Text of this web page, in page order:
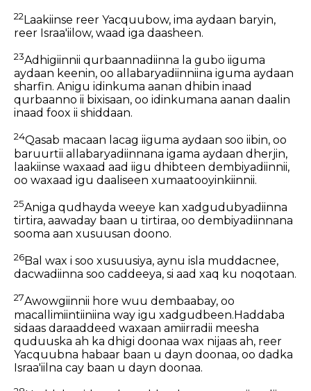
22Laakiinse reer Yacquubow, ima aydaan baryin,
reer Israa'iilow, waad iga daasheen.
23Adhigiinnii qurbaannadiinna la gubo iiguma
aydaan keenin, oo allabaryadiinniina iguma aydaan
sharfin. Anigu idinkuma aanan dhibin inaad
qurbaanno ii bixisaan, oo idinkumana aanan daalin
inaad foox ii shiddaan.
24Qasab macaan lacag iiguma aydaan soo iibin, oo
baruurtii allabaryadiinnana igama aydaan dherjin,
laakiinse waxaad aad iigu dhibteen dembiyadiinnii,
oo waxaad igu daaliseen xumaatooyinkiinnii.
25Aniga qudhayda weeye kan xadgudubyadiinna
tirtira, aawaday baan u tirtiraa, oo dembiyadiinnana
sooma aan xusuusan doono.
26Bal wax i soo xusuusiya, aynu isla muddacnee,
dacwadiinna soo caddeeya, si aad xaq ku noqotaan.
27Awowgiinnii hore wuu dembaabay, oo
macallimiintiiniina way igu xadgudbeen.Haddaba
sidaas daraaddeed waxaan amiirradii meesha
quduuska ah ka dhigi doonaa wax nijaas ah, reer
Yacquubna habaar baan u dayn doonaa, oo dadka
Israa'iilna cay baan u dayn doonaa.